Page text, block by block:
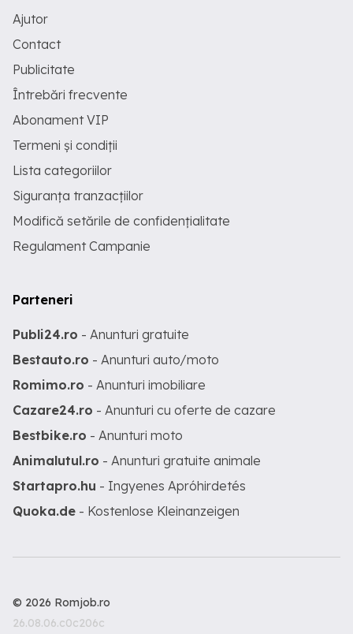
Ajutor
Contact
Publicitate
Întrebări frecvente
Abonament VIP
Termeni și condiții
Lista categoriilor
Siguranța tranzacțiilor
Modifică setările de confidențialitate
Regulament Campanie
Parteneri
Publi24.ro - Anunturi gratuite
Bestauto.ro - Anunturi auto/moto
Romimo.ro - Anunturi imobiliare
Cazare24.ro - Anunturi cu oferte de cazare
Bestbike.ro - Anunturi moto
Animalutul.ro - Anunturi gratuite animale
Startapro.hu - Ingyenes Apróhirdetés
Quoka.de - Kostenlose Kleinanzeigen
© 2026 Romjob.ro
26.08.06.c0c206c